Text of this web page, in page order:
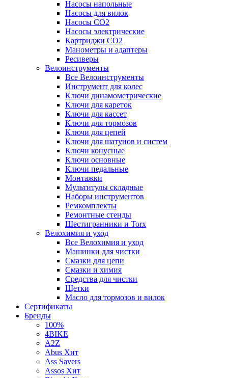
Насосы напольные
Насосы для вилок
Насосы CO2
Насосы электрические
Картриджи CO2
Манометры и адаптеры
Ресиверы
Велоинструменты
Все Велоинструменты
Инструмент для колес
Ключи динамометрические
Ключи для кареток
Ключи для кассет
Ключи для тормозов
Ключи для цепей
Ключи для шатунов и систем
Ключи конусные
Ключи основные
Ключи педальные
Монтажки
Мультитулы складные
Наборы инструментов
Ремкомплекты
Ремонтные стенды
Шестигранники и Torx
Велохимия и уход
Все Велохимия и уход
Машинки для чистки
Смазки для цепи
Смазки и химия
Средства для чистки
Щетки
Масло для тормозов и вилок
Сертификаты
Бренды
100%
4BIKE
A2Z
Abus Хит
Ass Savers
Assos Хит